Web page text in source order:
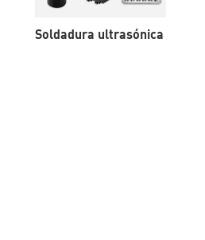
Soldadura ultrasónica